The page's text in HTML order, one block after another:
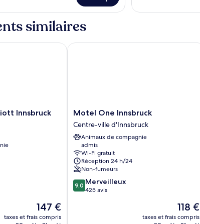
montagne
le
Chambre
similaires
Innsbruck
Le
nouveau
147 €
taxes et frais compris
Innsbruck
Motel
One
Innsbruck
Centre-
ville
d'Innsbruck
Motel One Innsbruck
Centre-ville d'Innsbruck
Animaux de compagnie
admis
Wi-Fi gratuit
Réception 24 h/24
Non-fumeurs
9.0
sur
9,0 Merveilleux
425 avis
Le
nouveau
118 €
taxes et frais compris
Motel One Innsbruck